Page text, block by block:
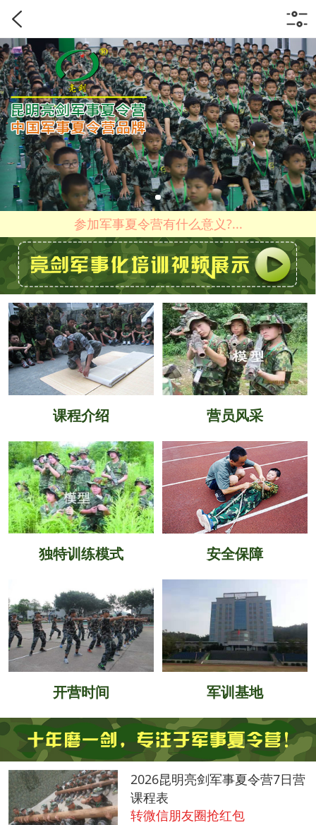
参加军事夏令营有什么意义?...
课程介绍 营员风采
独特训练模式 安全保障
开营时间 军训基地
2026昆明亮剑军事夏令营7日营
课程表
转微信朋友圈抢红包